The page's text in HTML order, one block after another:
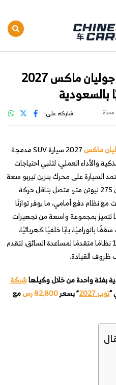
فئات وأسعار هافال جوليان ماكس 2027
بالسعودية
شاركه على:
ماكس
2027 سيارة SUV مدمجة
والأداء العملي، لتلبي احتياجات
السيارة على محرك بنزين تيربو سعة
1.5 لتر يولد قوة 174 حصانًا وعزم دوران 275 نيوتن متر، متصل بناقل حركة
مزدوج القابض من 7 سرعات مع نظام دفع أمامي، ما يوفر توازنًا
تتميز بمجموعة واسعة من تجهيزات
بانوراميًا، بابًا خلفيًا كهربائيًا،
كاميرا محيطية 360 درجة، وأكثر من 15 نظامًا متقدمًا لمساعدة السائق، لتقدم
ظروف القيادة.
بفئة واحدة من خلال وكيلهاشركة
“توب 2027 ” بسعر82,800 رس
مع